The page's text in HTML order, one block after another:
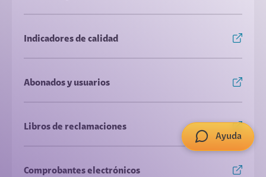
Indicadores de calidad
Abonados y usuarios
Libros de reclamaciones
Comprobantes electrónicos
Ayuda